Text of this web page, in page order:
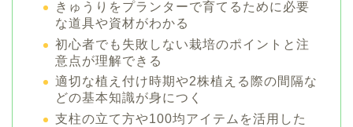
きゅうりをプランターで育てるために必要
な道具や資材がわかる
初心者でも失敗しない栽培のポイントと注
意点が理解できる
適切な植え付け時期や2株植える際の間隔な
どの基本知識が身につく
支柱の立て方や100均アイテムを活用した